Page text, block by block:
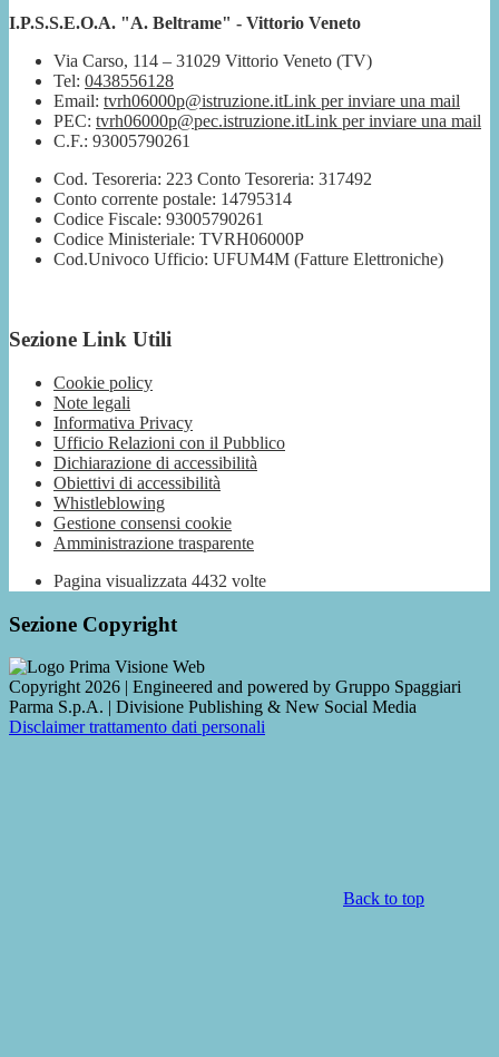
I.P.S.S.E.O.A. "A. Beltrame" - Vittorio Veneto
Via Carso, 114 – 31029 Vittorio Veneto (TV)
Tel: 0438556128
Email: tvrh06000p@istruzione.itLink per inviare una mail
PEC: tvrh06000p@pec.istruzione.itLink per inviare una mail
C.F.: 93005790261
Cod. Tesoreria: 223 Conto Tesoreria: 317492
Conto corrente postale: 14795314
Codice Fiscale: 93005790261
Codice Ministeriale: TVRH06000P
Cod.Univoco Ufficio: UFUM4M (Fatture Elettroniche)
Sezione Link Utili
Cookie policy
Note legali
Informativa Privacy
Ufficio Relazioni con il Pubblico
Dichiarazione di accessibilità
Obiettivi di accessibilità
Whistleblowing
Gestione consensi cookie
Amministrazione trasparente
Pagina visualizzata 4432 volte
Sezione Copyright
Copyright 2026 | Engineered and powered by Gruppo Spaggiari
Parma S.p.A. | Divisione Publishing & New Social Media
Disclaimer trattamento dati personali
Back to top